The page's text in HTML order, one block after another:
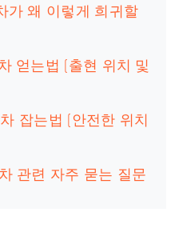
가 왜 이렇게 희귀할
얻는법 (출현 위치 및
잡는법 (안전한 위치
관련 자주 묻는 질문